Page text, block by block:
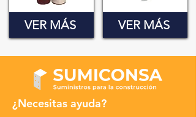
VER MÁS VER MÁS
¿Necesitas ayuda?